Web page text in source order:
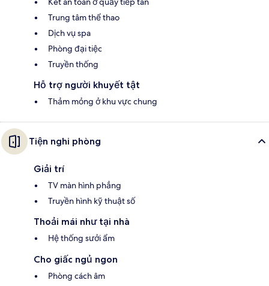
Trung tâm thể thao
Dịch vụ spa
Phòng đại tiệc
Truyền thống
Hỗ trợ người khuyết tật
Thảm mỏng ở khu vực chung
Tiện nghi phòng
Giải trí
TV màn hình phẳng
Truyền hình kỹ thuật số
Thoải mái như tại nhà
Hệ thống sưởi ẩm
Cho giấc ngủ ngon
Phòng cách âm